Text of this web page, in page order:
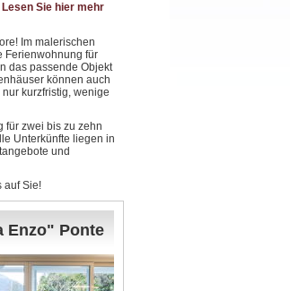
Lesen Sie hier mehr
Im malerischen
Ferienwohnung für
das passende Objekt
können auch
kurzfristig, wenige
für zwei bis zu zehn
Unterkünfte liegen in
und
auf Sie!
Enzo" Ponte